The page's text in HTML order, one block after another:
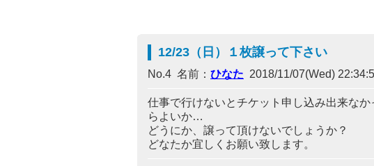
12/23（日）１枚譲って下さい
No.4 名前： ひなた 2018/11/07(Wed)
仕事で行けないとチケット申し込み出来な
らよいか…
どうにか、譲って頂けないでしょうか？
どなたか宜しくお願い致します。